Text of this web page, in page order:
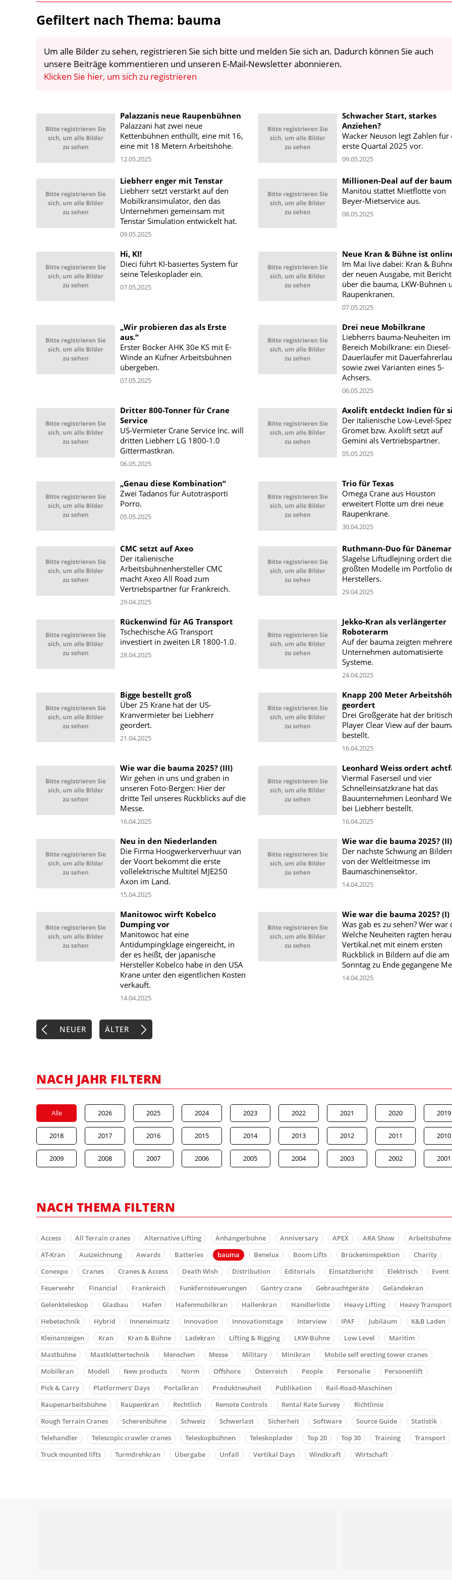
Gefiltert nach Thema: bauma
Um alle Bilder zu sehen, registrieren Sie sich bitte und melden Sie sich an. Dadurch können Sie auch
unsere Beiträge kommentieren und unseren E-Mail-Newsletter abonnieren.
Klicken Sie hier, um sich zu registrieren
Palazzanis neue Raupenbühnen
Palazzani hat zwei neue
Kettenbühnen enthüllt, eine mit 16,
eine mit 18 Metern Arbeitshöhe.
12.05.2025
Schwacher Start, starkes
Anziehen?
Wacker Neuson legt Zahlen für
erste Quartal 2025 vor.
09.05.2025
Liebherr enger mit Tenstar
Liebherr setzt verstärkt auf den
Mobilkransimulator, den das
Unternehmen gemeinsam mit
Tenstar Simulation entwickelt hat.
09.05.2025
Millionen-Deal auf der
Manitou stattet Mietflotte von
Beyer-Mietservice aus.
08.05.2025
Hi, KI!
Dieci führt KI-basiertes System für
seine Teleskoplader ein.
07.05.2025
Neue Kran & Bühne ist
Im Mai live dabei: Kran &
der neuen Ausgabe, mit
über die bauma, LKW-Bühnen
Raupenkranen.
07.05.2025
„Wir probieren das als Erste
aus.“
Erster Böcker AHK 30e KS mit E-
Winde an Küfner Arbeitsbühnen
übergeben.
07.05.2025
Drei neue Mobilkrane
Liebherrs bauma-Neuheiten im
Bereich Mobilkrane: ein Diesel-
Dauerläufer mit
sowie zwei Varianten eines 5-
Achsers.
06.05.2025
Dritter 800-Tonner für Crane
Service
US-Vermieter Crane Service Inc. will
dritten Liebherr LG 1800-1.0
Gittermastkran.
06.05.2025
Axolift entdeckt Indien für
Der italienische Low-Level-
Gromet bzw. Axolift setzt auf
Gemini als Vertriebspartner.
05.05.2025
„Genau diese Kombination“
Zwei Tadanos für Autotrasporti
Porro.
05.05.2025
Trio für Texas
Omega Crane aus Houston
erweitert Flotte um drei neue
Raupenkrane.
30.04.2025
CMC setzt auf Axeo
Der italienische
Arbeitsbühnenhersteller CMC
macht Axeo All Road zum
Vertriebspartner für Frankreich.
29.04.2025
Ruthmann-Duo für
Slagelse Liftudlejning ordert die
größten Modelle im Portfolio
Herstellers.
29.04.2025
Rückenwind für AG Transport
Tschechische AG Transport
investiert in zweiten LR 1800-1.0.
28.04.2025
Jekko-Kran als verlängerter
Roboterarm
Auf der bauma zeigten mehrere
Unternehmen automatisierte
Systeme.
24.04.2025
Bigge bestellt groß
Über 25 Krane hat der US-
Kranvermieter bei Liebherr
geordert.
21.04.2025
Knapp 200 Meter
geordert
Drei Großgeräte hat der
Player Clear View auf der
bestellt.
16.04.2025
Wie war die bauma 2025? (III)
Wir gehen in uns und graben in
unseren Foto-Bergen: Hier der
dritte Teil unseres Rückblicks auf die
Messe.
16.04.2025
Leonhard Weiss ordert
Viermal Faserseil und vier
Schnelleinsatzkrane hat das
Bauunternehmen Leonhard
bei Liebherr bestellt.
16.04.2025
Neu in den Niederlanden
Die Firma Hoogwerkerverhuur van
der Voort bekommt die erste
vollelektrische Multitel MJE250
Axon im Land.
15.04.2025
Wie war die bauma 2025? (II)
Der nächste Schwung an
von der Weltleitmesse im
Baumaschinensektor.
14.04.2025
Manitowoc wirft Kobelco
Dumping vor
Manitowoc hat eine
Antidumpingklage eingereicht, in
der es heißt, der japanische
Hersteller Kobelco habe in den USA
Krane unter den eigentlichen Kosten
verkauft.
14.04.2025
Wie war die bauma 2025? (I)
Was gab es zu sehen? Wer war
Welche Neuheiten ragten
Vertikal.net mit einem ersten
Rückblick in Bildern auf die am
Sonntag zu Ende gegangene
14.04.2025
NEUER ÄLTER
NACH JAHR FILTERN
Alle 2026 2025 2024 2023 2022 2021 2020 2019
2018 2017 2016 2015 2014 2013 2012 2011 2010
2009 2008 2007 2006 2005 2004 2003 2002 2001
NACH THEMA FILTERN
Access All Terrain cranes Alternative Lifting Anhängerbühne Anniversary APEX ARA Show
Arbeitsbühne
AT-Kran
Auszeichnung Awards Batteries bauma Benelux Boom Lifts Brückeninspektion
Charity
Conexpo
Cranes Cranes & Access Death Wish Distribution Editorials Einsatzbericht Elektrisch
Event
Feuerwehr
Financial Frankreich Funkfernsteuerungen Gantry crane Gebrauchtgeräte
Geländekran
Gelenkteleskop
Glasbau Hafen Hafenmobilkran Hallenkran Händlerliste Heavy Lifting
Heavy Transport
Hebetechnik
Hybrid Inneneinsatz Innovation Innovationstage Interview IPAF Jubiläum
K&B Laden
Kleinanzeigen
Kran Kran & Bühne Ladekran Lifting & Rigging LKW-Bühne Low Level
Maritim
Mastbühne
Mastklettertechnik Menschen Messe Military Minikran
Mobile self erecting tower cranes
Mobilkran
Modell New products Norm Offshore Österreich People Personalie
Personenlift
Pick & Carry
Platformers’ Days Portalkran Produktneuheit Publikation
Rail-Road-Maschinen
Raupenarbeitsbühne
Raupenkran Rechtlich Remote Controls Rental Rate Survey
Richtlinie
Rough Terrain Cranes
Scherenbühne Schweiz Schwerlast Sicherheit Software Source Guide
Statistik
Telehandler
Telescopic crawler cranes Teleskopbühnen Teleskoplader Top 20 Top 30 Training
Transport
Truck mounted lifts
Turmdrehkran Übergabe Unfall Vertikal Days Windkraft Wirtschaft